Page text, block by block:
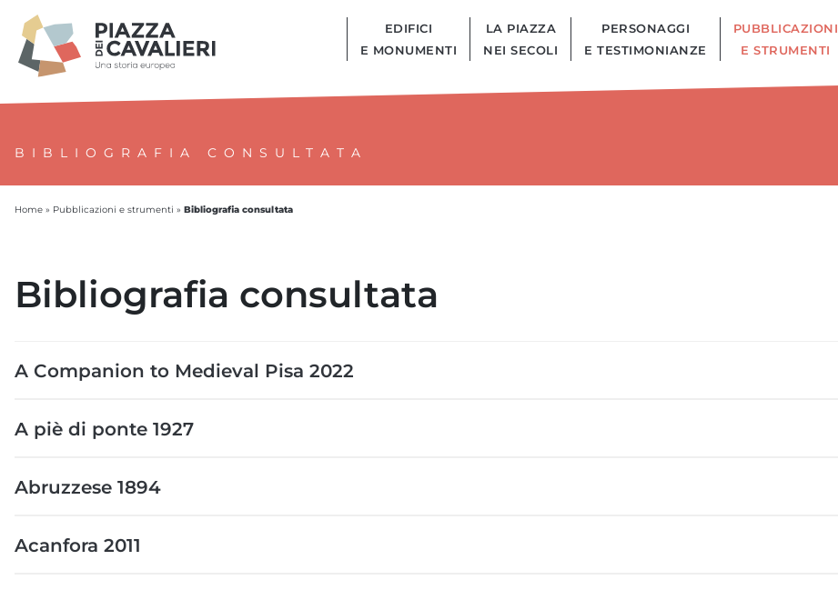
EDIFICI
E MONUMENTI
LA PIAZZA
NEI SECOLI
PERSONAGGI
E TESTIMONIANZE
PUBBLICAZIONI
E STRUMENTI
BIBLIOGRAFIA CONSULTATA
Home » Pubblicazioni e strumenti » Bibliografia consultata
Bibliografia consultata
A Companion to Medieval Pisa 2022
A piè di ponte 1927
Abruzzese 1894
Acanfora 2011